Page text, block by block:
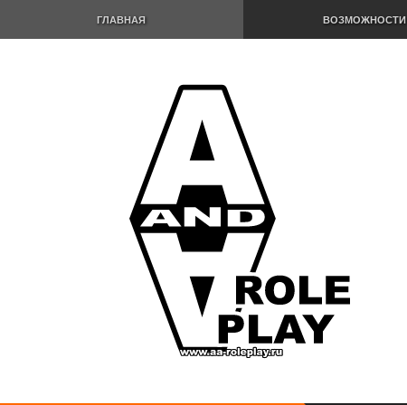
ГЛАВНАЯ ВОЗМОЖНОСТИ